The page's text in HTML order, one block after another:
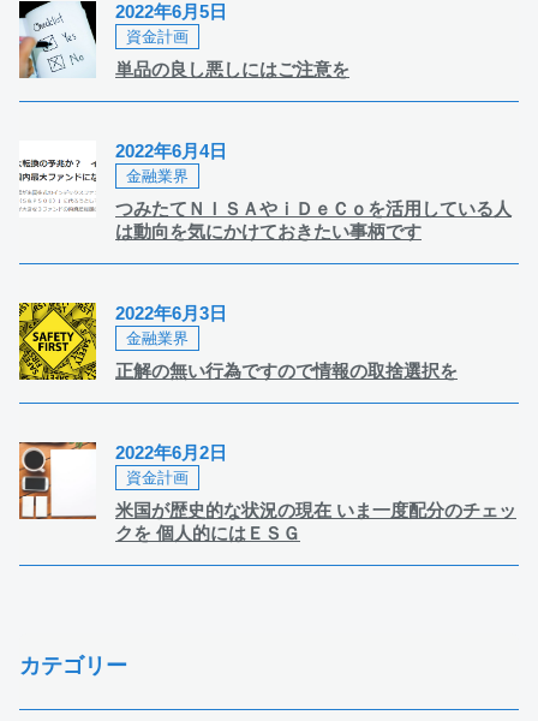
単品の良し悪しにはご注意を
資金計画
2022年6月5日
つみたてＮＩＳＡやｉＤｅＣｏを活用している人
は動向を気にかけておきたい事柄です
金融業界
2022年6月4日
正解の無い行為ですので情報の取捨選択を
金融業界
2022年6月3日
米国が歴史的な状況の現在 いま一度配分のチェッ
クを 個人的にはＥＳＧ
資金計画
2022年6月2日
カテゴリー